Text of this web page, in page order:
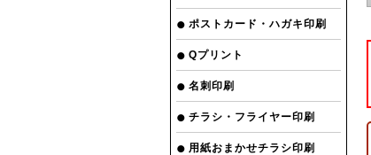
ポストカード・ハガキ印刷
Qプリント
名刺印刷
チラシ・フライヤー印刷
用紙おまかせチラシ印刷